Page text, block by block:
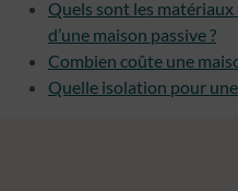
Quels sont les
d’une maison passive ?
Combien coûte une
Quelle isolation pour